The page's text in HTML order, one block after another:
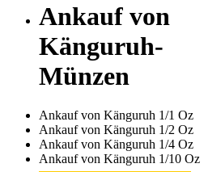
Ankauf von
Känguruh-
Münzen
Ankauf von Känguruh 1/1 Oz
Ankauf von Känguruh 1/2 Oz
Ankauf von Känguruh 1/4 Oz
Ankauf von Känguruh 1/10 Oz